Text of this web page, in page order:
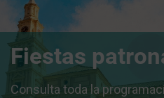
Fiestas
Consulta toda la